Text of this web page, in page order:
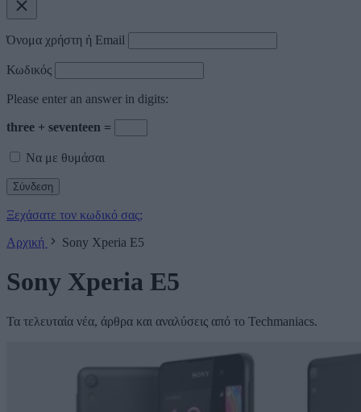
Όνομα χρήστη ή Email
Κωδικός
Please enter an answer in digits:
three + seventeen =
Να με θυμάσαι
Ξεχάσατε τον κωδικό σας;
Αρχική
Sony Xperia E5
Sony Xperia E5
Τα τελευταία νέα, άρθρα και αναλύσεις από το Techmaniacs.